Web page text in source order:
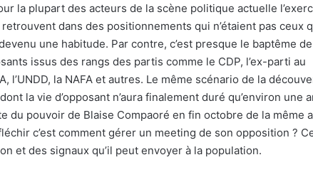
la plupart des acteurs de la scène politique actuelle
dans des positionnements qui n’étaient pas ceux
une habitude. Par contre, c’est presque le baptême
issus des rangs des partis comme le CDP, l’ex-parti au
l’UNDD, la NAFA et autres. Le même scénario de la
la vie d’opposant n’aura finalement duré qu’environ une
du pouvoir de Blaise Compaoré en fin octobre de la même
c’est comment gérer un meeting de son opposition ?
et des signaux qu’il peut envoyer à la population.